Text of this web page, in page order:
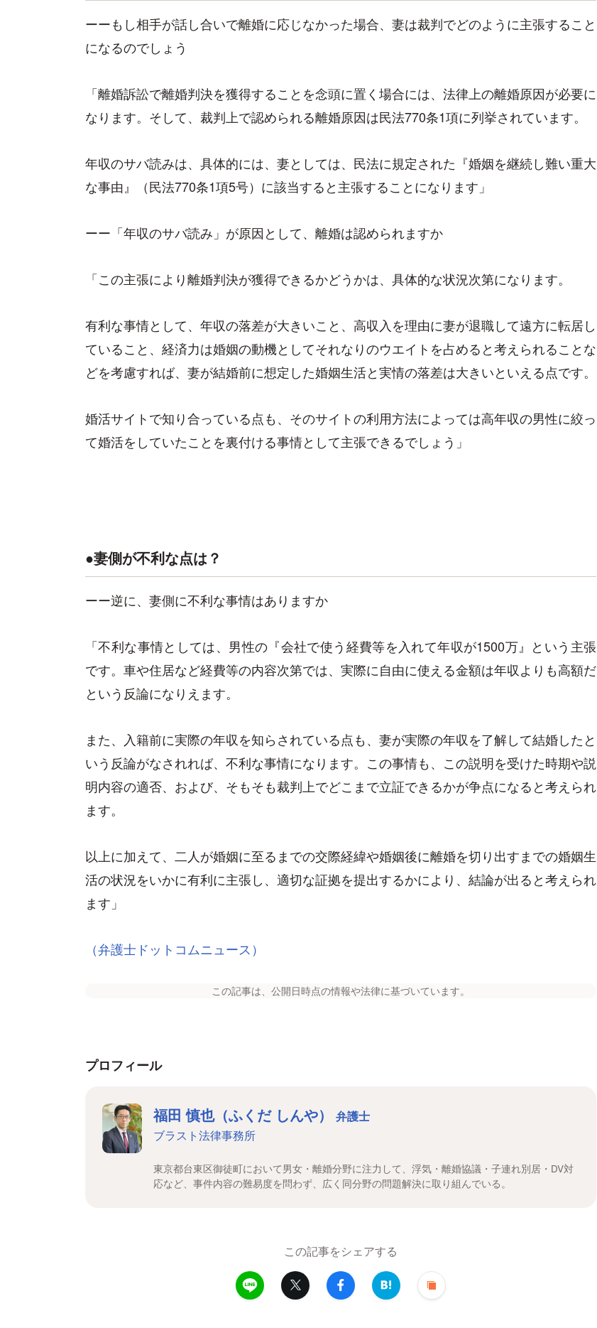
ーーもし相手が話し合いで離婚に応じなかった場合、妻は裁判でどのように主張すること
になるのでしょう
「離婚訴訟で離婚判決を獲得することを念頭に置く場合には、法律上の離婚原因が必要に
なります。そして、裁判上で認められる離婚原因は民法770条1項に列挙されています。
年収のサバ読みは、具体的には、妻としては、民法に規定された『婚姻を継続し難い重大
な事由』（民法770条1項5号）に該当すると主張することになります」
ーー「年収のサバ読み」が原因として、離婚は認められますか
「この主張により離婚判決が獲得できるかどうかは、具体的な状況次第になります。
有利な事情として、年収の落差が大きいこと、高収入を理由に妻が退職して遠方に転居し
ていること、経済力は婚姻の動機としてそれなりのウエイトを占めると考えられることな
どを考慮すれば、妻が結婚前に想定した婚姻生活と実情の落差は大きいといえる点です。
婚活サイトで知り合っている点も、そのサイトの利用方法によっては高年収の男性に絞っ
て婚活をしていたことを裏付ける事情として主張できるでしょう」
●妻側が不利な点は？
ーー逆に、妻側に不利な事情はありますか
「不利な事情としては、男性の『会社で使う経費等を入れて年収が1500万』という主張
です。車や住居など経費等の内容次第では、実際に自由に使える金額は年収よりも高額だ
という反論になりえます。
また、入籍前に実際の年収を知らされている点も、妻が実際の年収を了解して結婚したと
いう反論がなされれば、不利な事情になります。この事情も、この説明を受けた時期や説
明内容の適否、および、そもそも裁判上でどこまで立証できるかが争点になると考えられ
ます。
以上に加えて、二人が婚姻に至るまでの交際経緯や婚姻後に離婚を切り出すまでの婚姻生
活の状況をいかに有利に主張し、適切な証拠を提出するかにより、結論が出ると考えられ
ます」
（弁護士ドットコムニュース）
この記事は、公開日時点の情報や法律に基づいています。
プロフィール
福田 慎也（ふくだ しんや） 弁護士
ブラスト法律事務所
東京都台東区御徒町において男女・離婚分野に注力して、浮気・離婚協議・子連れ別居・DV対
応など、事件内容の難易度を問わず、広く同分野の問題解決に取り組んでいる。
この記事をシェアする